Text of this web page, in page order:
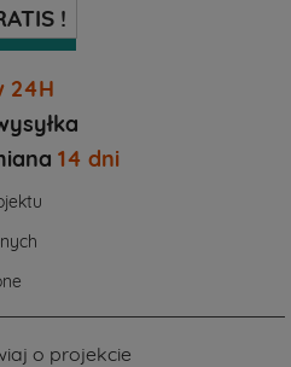
!
24H
14 dni
o projekcie